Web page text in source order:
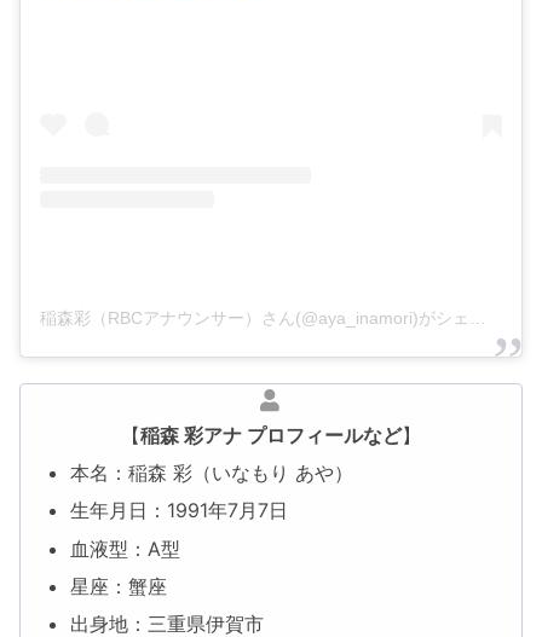
【稲森 彩アナ プロフィールなど】
本名：稲森 彩（いなもり あや）
生年月日：1991年7月7日
血液型：A型
星座：蟹座
出身地：三重県伊賀市